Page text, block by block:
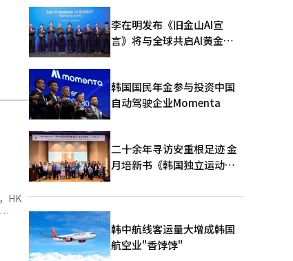
李在明发布《旧金山AI宣
言》将与全球共启AI黄金时
韩国国民年金参与投资中国
自动驾驶企业Momenta
二十余年寻访安重根足迹 金
月培新书《韩国独立运动圣
版
韩中航线客运量大增成韩国
航空业"香饽饽"